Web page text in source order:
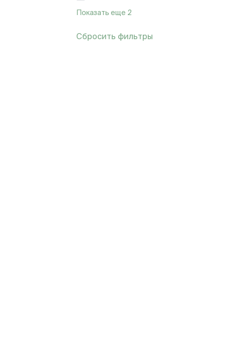
Показать еще 2
Сбросить фильтры